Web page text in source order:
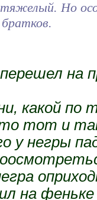
Но
на
какой по
тот и
у негры
на феньке